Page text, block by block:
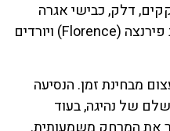
דלק, כבישי אגרה
וחניה יקרה – עולים לרכבת בלב פירנצה (Florence) ויורדים
מבחינת זמן. הנסיעה
של נהיגה, בעוד